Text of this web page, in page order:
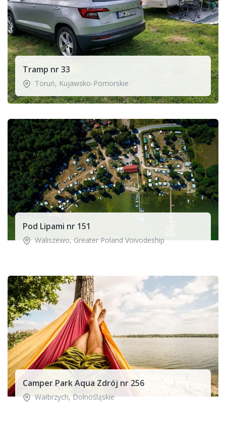
Tramp nr 33
Toruń, Kujawsko-Pomorskie
Pod Lipami nr 151
Waliszewo, Greater Poland Voivodeship
Camper Park Aqua Zdrój nr 256
Wałbrzych,Dolnośląskie